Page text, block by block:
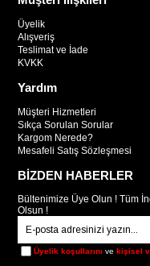
Üyelik
Alışveriş
Teslimat ve İade
KVKK
Yardım
Müşteri Hizmetleri
Sıkça Sorulan Sorular
Kargom Nerede?
Mesafeli Satış Sözleşmesi
BİZDEN HABERLER
Bültenimize Üye Olun ! Tüm
Olsun !
Üyelik koşullarını vekişisel